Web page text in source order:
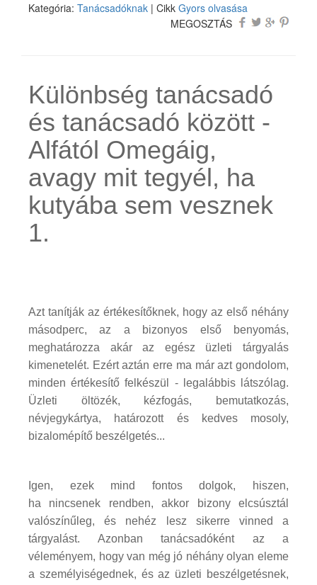
Kategória: Tanácsadóknak | Cikk Gyors olvasása
MEGOSZTÁS
Különbség tanácsadó
és tanácsadó között -
Alfától Omegáig,
avagy mit tegyél, ha
kutyába sem vesznek
1.
Azt tanítják az értékesítőknek, hogy az első néhány
másodperc, az a bizonyos első benyomás,
meghatározza akár az egész üzleti tárgyalás
kimenetelét. Ezért aztán erre ma már azt gondolom,
minden értékesítő felkészül - legalábbis látszólag.
Üzleti öltözék, kézfogás, bemutatkozás,
névjegykártya, határozott és kedves mosoly,
bizalomépítő beszélgetés...
Igen, ezek mind fontos dolgok, hiszen,
ha nincsenek rendben, akkor bizony elcsúsztál
valószínűleg, és nehéz lesz sikerre vinned a
tárgyalást. Azonban tanácsadóként az a
véleményem, hogy van még jó néhány olyan eleme
a személyiségednek, és az üzleti beszélgetésnek,